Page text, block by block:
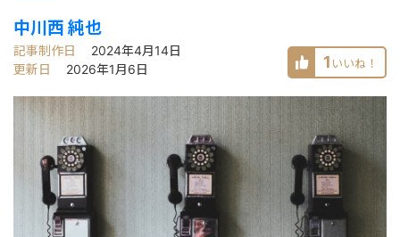
中川西 純也
記事制作日
2024年4月14日
更新日
2026年1月6日 1 いいね！